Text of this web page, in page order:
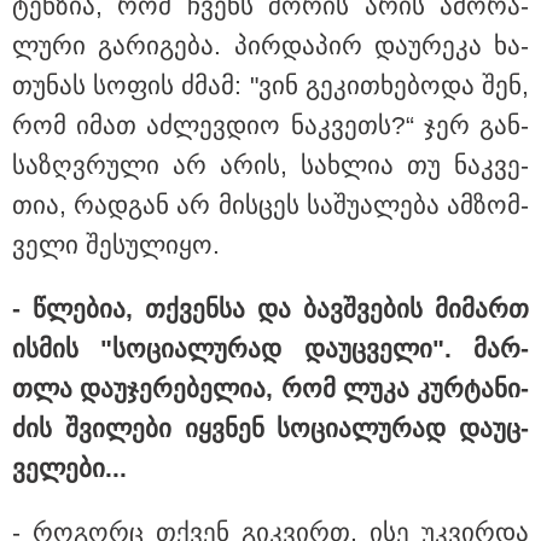
13:59 / 06-08-2026
ნიკა მელიას სასამართლოს
უპატივცემლობის ფაქტზე 1 წლით და 6
ტენ­ზია, რომ ჩვენს შო­რის არის ამო­რა­
ლუ­რი გა­რი­გე­ბა. პირ­და­პირ და­უ­რე­კა ხა­
თუ­ნას სო­ფის ძმამ: "ვინ გე­კი­თხე­ბო­და შენ,
რომ იმათ აძ­ლევ­დიო ნაკ­ვეთს?“ ჯერ გან­
სა­ზღვრუ­ლი არ არის, სახ­ლია თუ ნაკ­ვე­
თია, რად­გან არ მის­ცეს სა­შუ­ა­ლე­ბა ამ­ზომ­
ვე­ლი შე­სუ­ლი­ყო.
- წლე­ბია, თქვენ­სა და ბავ­შვე­ბის მი­მართ
ის­მის "სო­ცი­ა­ლუ­რად და­უც­ვე­ლი". მარ­
თლა და­უ­ჯე­რე­ბე­ლია, რომ ლუკა კურ­ტა­ნი­
ძის შვი­ლე­ბი იყ­ვნენ სო­ცი­ა­ლუ­რად და­უც­
ვე­ლე­ბი...
- რო­გორც თქვენ გიკ­ვირთ, ისე უკ­ვირ­და